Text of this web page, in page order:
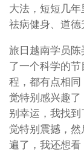
大法，短短几
祛病健身、道德
旅日越南学员陈
了一个科学的
程，都有点相
觉特别感兴趣
别幸运，我找
觉特别震撼，
遍了，我还想